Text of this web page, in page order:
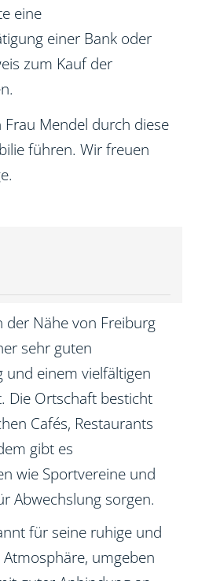
eine
einer Bank oder
zum Kauf der
Frau Mendel durch diese
führen. Wir freuen
der Nähe von Freiburg
sehr guten
und einem vielfältigen
Die Ortschaft besticht
Cafés, Restaurants
gibt es
wie Sportvereine und
Abwechslung sorgen.
für seine ruhige und
umgeben